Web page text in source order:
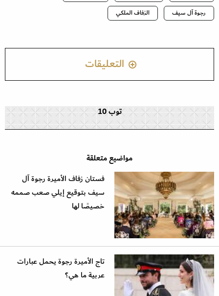
رجوة آل سيف
الزفاف الملكي
التعليقات
توب 10
مواضيع متعلقة
فستان زفاف الأميرة رجوة آل
سيف بتوقيع إيلي صعب صممه
خصيصًا لها
تاج الأميرة رجوة يحمل عبارات
عربية ما هي؟